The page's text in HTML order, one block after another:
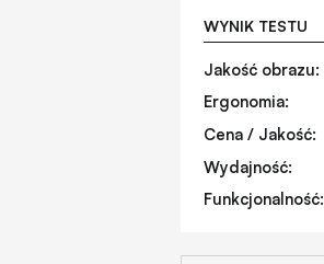
WYNIK TESTU
Jakość obrazu:
Ergonomia:
Cena / Jakość:
Wydajność:
Funkcjonalność: